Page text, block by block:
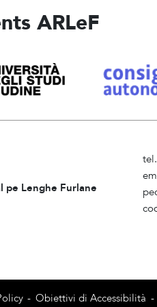
ARLeF
pe Lenghe Furlane
- Obiettivi di Accessibilità -